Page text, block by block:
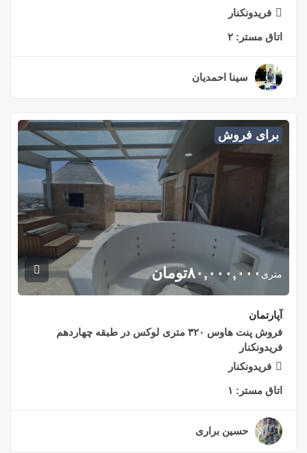
فریدونکنار
اتاق مستر: ۲
سینا احمدیان
برای فروش
متری ۸۰,۰۰۰,۰۰۰تومان
آپارتمان
فروش پنت هاوس ۳۲۰ متری لوکس در طبقه چهاردهم
فریدونکنار
فریدونکنار
اتاق مستر: ۱
حسین براری